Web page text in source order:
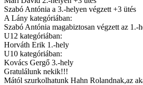
Szabó Antónia a 3.-helyen végzett +3 ütés
A Lány kategóriában:
Szabó Antónia magabiztosan végzett az 1.-
U12 kategóriában:
Horváth Erik 1.-hely
U10 kategóriában:
Kovács Gergő 3.-hely
Gratulálunk nekik!!!
Mától szurkolhatunk Hahn Rolandnak,az